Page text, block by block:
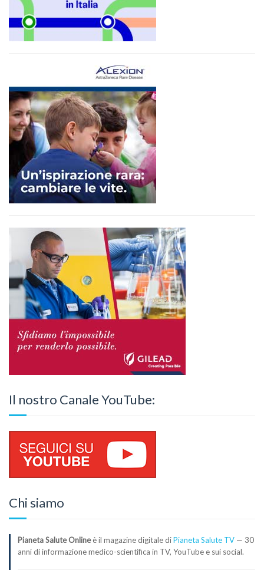
Il nostro Canale YouTube:
Chi siamo
Pianeta Salute Onlineè il magazine digitale diPianeta Salute TV — 30
anni di informazione medico-scientifica in TV, YouTube e sui social.